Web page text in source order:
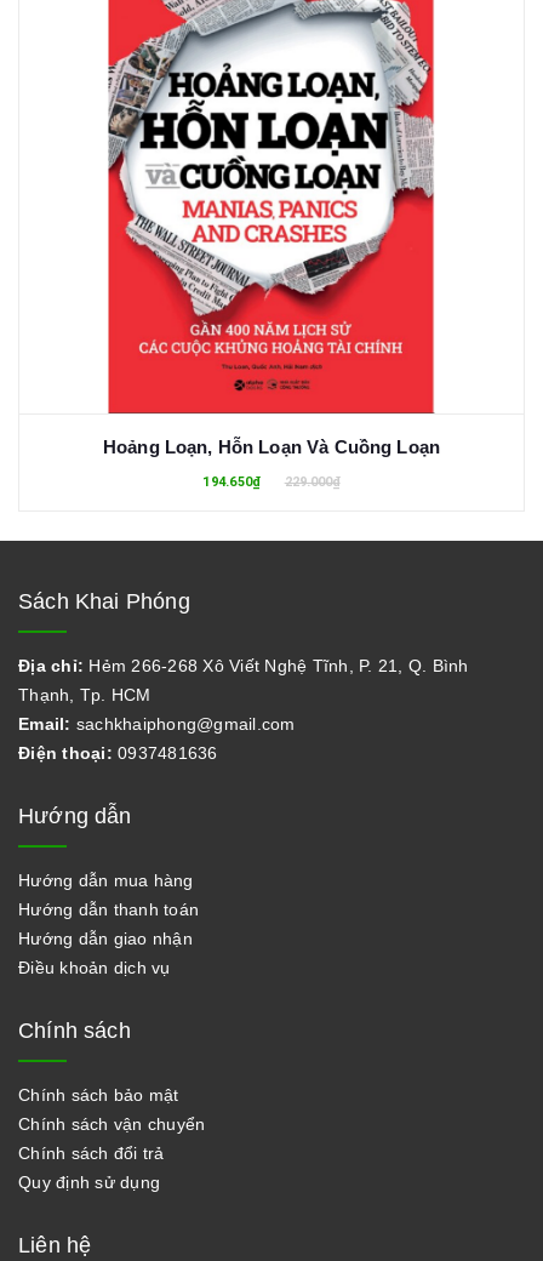
Hoảng Loạn, Hỗn Loạn Và Cuồng Loạn
194.650₫ 229.000₫
Sách Khai Phóng
Địa chỉ: Hẻm 266-268 Xô Viết Nghệ Tĩnh, P. 21, Q. Bình
Thạnh, Tp. HCM
Email: sachkhaiphong@gmail.com
Điện thoại: 0937481636
Hướng dẫn
Hướng dẫn mua hàng
Hướng dẫn thanh toán
Hướng dẫn giao nhận
Điều khoản dịch vụ
Chính sách
Chính sách bảo mật
Chính sách vận chuyển
Chính sách đổi trả
Quy định sử dụng
Liên hệ